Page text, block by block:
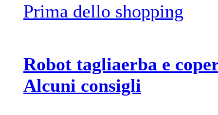
Prima dello shopping
Robot tagliaerba e
Alcuni consigli